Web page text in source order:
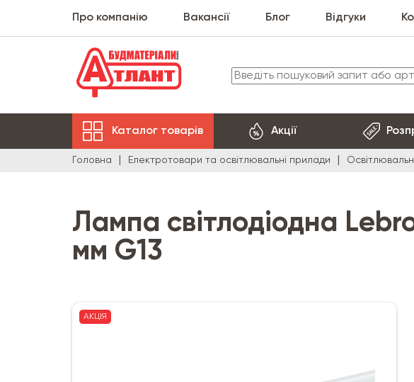
Про компанію Вакансії Блог Відгуки
Каталог товарів Акції
Головна Електротовари та освітлювальні прилади
Лампа світлодіодна
мм G13
АКЦІЯ